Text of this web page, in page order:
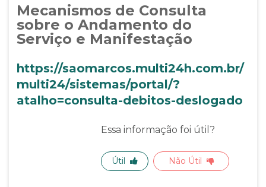
Mecanismos de Consulta
sobre o Andamento do
Serviço e Manifestação
https://saomarcos.multi24h.com.br/
multi24/sistemas/portal/?
atalho=consulta-debitos-deslogado
Essa informação foi útil?
Útil Não Útil